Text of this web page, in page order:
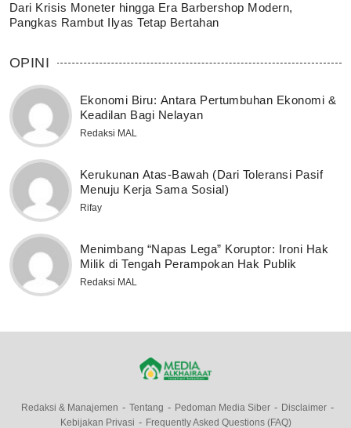
Dari Krisis Moneter hingga Era Barbershop Modern,
Pangkas Rambut Ilyas Tetap Bertahan
OPINI
Ekonomi Biru: Antara Pertumbuhan Ekonomi &
Keadilan Bagi Nelayan
Redaksi MAL
Kerukunan Atas-Bawah (Dari Toleransi Pasif
Menuju Kerja Sama Sosial)
Rifay
Menimbang “Napas Lega” Koruptor: Ironi Hak
Milik di Tengah Perampokan Hak Publik
Redaksi MAL
Redaksi & Manajemen Tentang Pedoman Media Siber
Disclaimer
Kebijakan Privasi
Frequently Asked Questions (FAQ)